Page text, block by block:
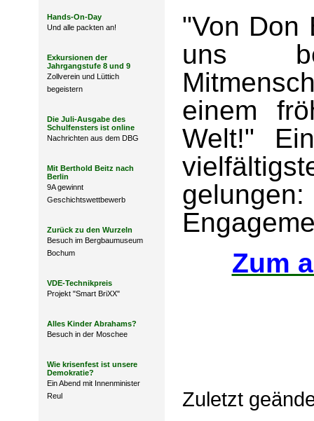
Hands-On-Day
Und alle packten an!
Exkursionen der
Jahrgangstufe 8 und 9
Zollverein und Lüttich
begeistern
Die Juli-Ausgabe des
Schulfensters ist online
Nachrichten aus dem DBG
Mit Berthold Beitz nach
Berlin
9A gewinnt
Geschichtswettbewerb
Zurück zu den Wurzeln
Besuch im Bergbaumuseum
Bochum
VDE-Technikpreis
Projekt "Smart BriXX"
Alles Kinder Abrahams?
Besuch in der Moschee
Wie krisenfest ist unsere
Demokratie?
Ein Abend mit Innenminister
Reul
"Von Don
uns
einem
Welt!"
Zum
Zuletzt